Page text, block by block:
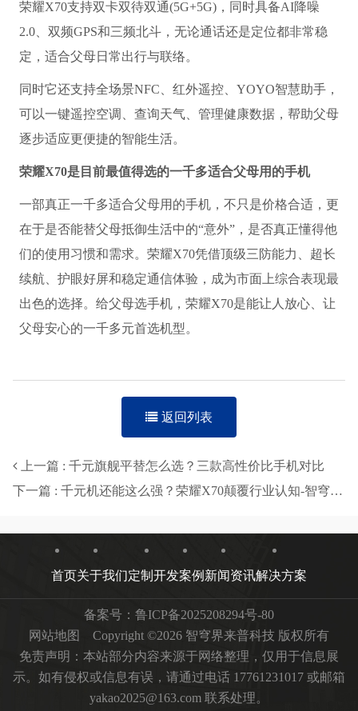
荣耀X70支持双卡双待双通(5G+5G)，同时具备AI降噪
2.0、双频GPS和三频北斗，无论通话还是定位都非常稳
定，适合父母日常出行与联络。
同时它还支持全场景NFC、红外遥控、YOYO智慧助手，
可以一键遥控空调、查询天气、管理健康数据，帮助父母
逐步适应更便捷的智能生活。
荣耀X70是目前最值得选的一千多适合父母用的手机
一部真正一千多适合父母用的手机，不只是价格合适，更
在于是否能替父母抵御生活中的“意外”，是否真正懂得他
们的使用习惯和需求。荣耀X70凭借顶级三防能力、超长
续航、护眼好屏和稳定通信体验，成为市面上综合表现最
出色的选择。给父母选手机，荣耀X70是能让人放心、让
父母安心的一千多元首选机型。
返回列表
上一篇 : 千元旗舰平替怎么选？三款高性价比手机对比
下一篇 : 千元机还能这么强？荣耀X70颠覆行业认知-智穹界来普科技
首页关于我们定制开发案例 新闻资讯解决方案
备案号： 鲁ICP备2025208294号-80
网站地图
Copyright ©2026 智穹界来普科技 版权所有
免责声明：本站部分内容来源于网络整理，仅用于信息展
示。如有侵权或信息有误，请通过电话 17761231017 或邮箱
yakao2025@163.com 联系处理。